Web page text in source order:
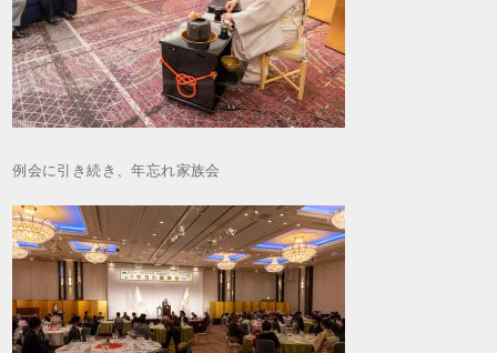
例会に引き続き、年忘れ家族会